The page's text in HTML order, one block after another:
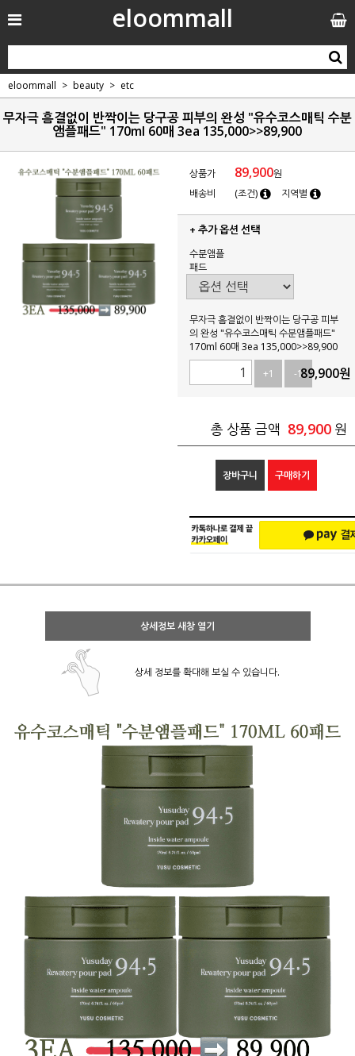
eloommall
eloommall beauty etc
무자극 흠결없이 반짝이는 당구공 피부의 완성 "유수코스매틱 수분
앰플패드" 170ml 60매 3ea 135,000>>89,900
상품가 89,900원
배송비
(조건) 지역별
+ 추가 옵션 선택
수분앰플
패드
무자극 흠결없이 반짝이는 당구공 피부
의 완성 "유수코스매틱 수분앰플패드"
170ml 60매 3ea 135,000>>89,900
+1
-189,900원
총 상품 금액 89,900 원
장바구니 구매하기
상세정보 새창 열기
상세 정보를 확대해 보실 수 있습니다.